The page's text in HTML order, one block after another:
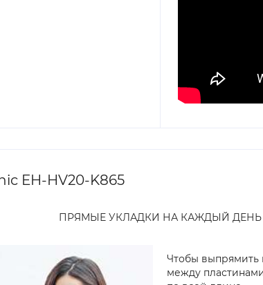
EH-HV20-K865
ПРЯМЫЕ УКЛАДКИ НА КАЖДЫЙ ДЕНЬ
Чтобы выпрямить
между